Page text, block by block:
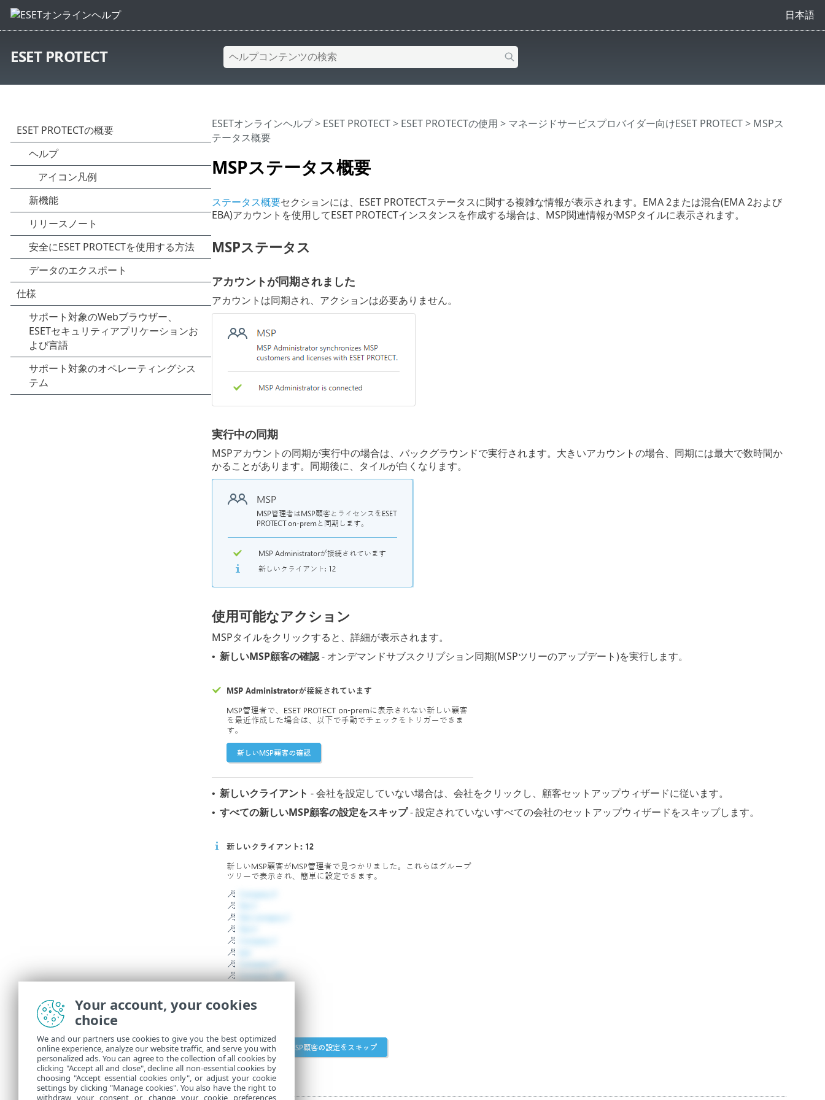
日本語
ESET PROTECT
MSPステータス概要
ESETオンラインヘルプ> ESET PROTECT> ESET PROTECTの使用 > マネージドサービスプロバイダー向けESET PROTECT> MSPス
テータス概要
ステータス概要セクションには、ESET PROTECTステータスに関する複雑な情報が表示されます。EMA 2または混合(EMA 2および
EBA)アカウントを使用してESET PROTECTインスタンスを作成する場合は、MSP関連情報がMSPタイルに表示されます。
MSPステータス
アカウントが同期されました
アカウントは同期され、アクションは必要ありません。
実行中の同期
MSPアカウントの同期が実行中の場合は、バックグラウンドで実行されます。大きいアカウントの場合、同期には最大で数時間か
かることがあります。同期後に、タイルが白くなります。
使用可能なアクション
MSPタイルをクリックすると、詳細が表示されます。
• 新しいMSP顧客の確認- オンデマンドサブスクリプション同期(MSPツリーのアップデート)を実行します。
• 新しいクライアント - 会社を設定していない場合は、会社をクリックし、顧客セットアップウィザードに従います。
• すべての新しいMSP顧客の設定をスキップ- 設定されていないすべての会社のセットアップウィザードをスキップします。
Your account, your cookies
choice
We and our partners use cookies to give you the best optimized
online experience, analyze our website traffic, and serve you with
personalized ads. You can agree to the collection of all cookies by
clicking "Accept all and close", decline all non-essential cookies by
choosing "Accept essential cookies only", or adjust your cookie
settings by clicking "Manage cookies". You also have the right to
withdraw your consent or change your cookie preferences